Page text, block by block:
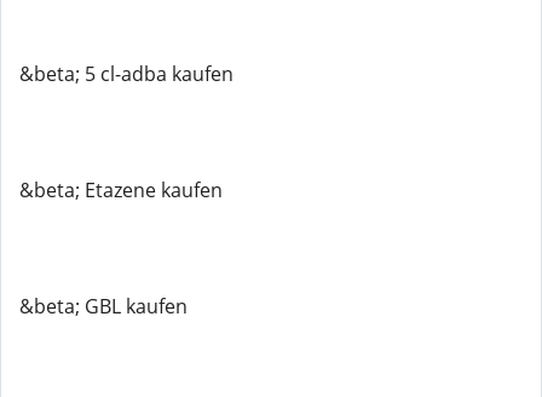
&beta; 5 cl-adba kaufen
&beta; Etazene kaufen
&beta; GBL kaufen